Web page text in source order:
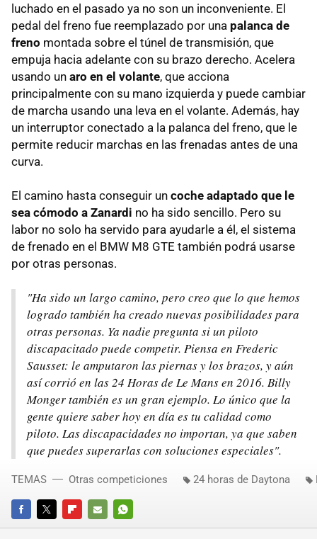
luchado en el pasado ya no son un inconveniente. El
pedal del freno fue reemplazado por una palanca de
freno montada sobre el túnel de transmisión, que
empuja hacia adelante con su brazo derecho. Acelera
usando un aro en el volante, que acciona
principalmente con su mano izquierda y puede cambiar
de marcha usando una leva en el volante. Además, hay
un interruptor conectado a la palanca del freno, que le
permite reducir marchas en las frenadas antes de una
curva.
El camino hasta conseguir un coche adaptado que le
sea cómodo a Zanardi no ha sido sencillo. Pero su
labor no solo ha servido para ayudarle a él, el sistema
de frenado en el BMW M8 GTE también podrá usarse
por otras personas.
"Ha sido un largo camino, pero creo que lo que hemos
logrado también ha creado nuevas posibilidades para
otras personas. Ya nadie pregunta si un piloto
discapacitado puede competir. Piensa en Frederic
Sausset: le amputaron las piernas y los brazos, y aún
así corrió en las 24 Horas de Le Mans en 2016. Billy
Monger también es un gran ejemplo. Lo único que la
gente quiere saber hoy en día es tu calidad como
piloto. Las discapacidades no importan, ya que saben
que puedes superarlas con soluciones especiales".
FACEBOOKTWITTERFLIPBOARD
E-
WHATSAPP
TEMAS Otras competiciones 24 horas de Daytona